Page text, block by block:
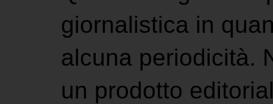
giornalistica in
alcuna periodicità.
un prodotto